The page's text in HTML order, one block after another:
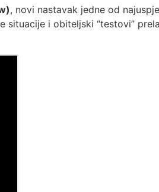
, novi nastavak jedne od
i obiteljski “testovi”